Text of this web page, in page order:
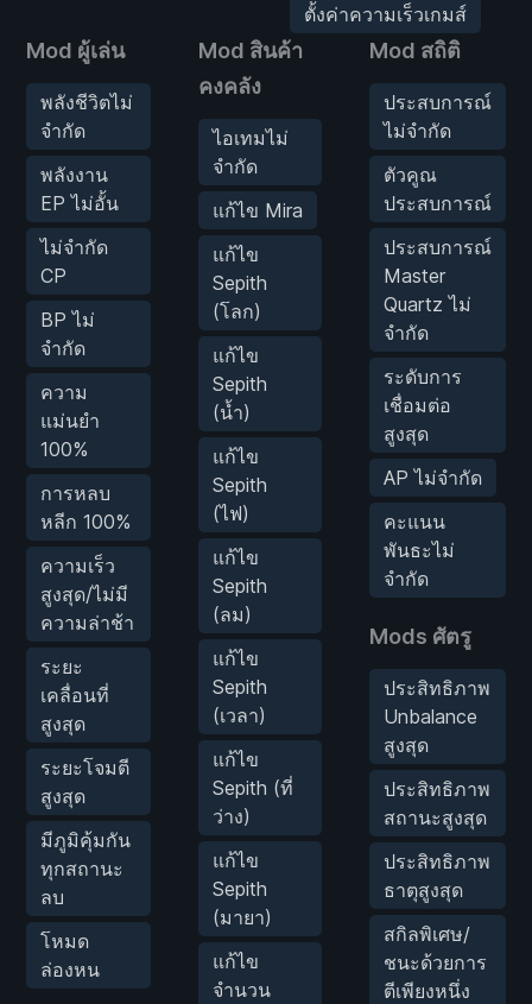
ตั้งค่าความเร็วเกมส์
Mod ผู้เล่น
พลังชีวิตไม่
จำกัด
พลังงาน
EP ไม่อั้น
ไม่จำกัด
CP
BP ไม่
จำกัด
ความ
แม่นยำ
100%
การหลบ
หลีก 100%
ความเร็ว
สูงสุด/ไม่มี
ความล่าช้า
ระยะ
เคลื่อนที่
สูงสุด
ระยะโจมตี
สูงสุด
มีภูมิคุ้มกัน
ทุกสถานะ
ลบ
โหมด
ล่องหน
Mod สินค้า
คงคลัง
ไอเทมไม่
จำกัด
แก้ไข Mira
แก้ไข
Sepith
(โลก)
แก้ไข
Sepith
(น้ำ)
แก้ไข
Sepith
(ไฟ)
แก้ไข
Sepith
(ลม)
แก้ไข
Sepith
(เวลา)
แก้ไข
Sepith (ที่
ว่าง)
แก้ไข
Sepith
(มายา)
แก้ไข
จำนวน
Mod สถิติ
ประสบการณ์
ไม่จำกัด
ตัวคูณ
ประสบการณ์
ประสบการณ์
Master
Quartz ไม่
จำกัด
ระดับการ
เชื่อมต่อ
สูงสุด
AP ไม่จำกัด
คะแนน
พันธะไม่
จำกัด
Mods ศัตรู
ประสิทธิภาพ
Unbalance
สูงสุด
ประสิทธิภาพ
สถานะสูงสุด
ประสิทธิภาพ
ธาตุสูงสุด
สกิลพิเศษ/
ชนะด้วยการ
ตีเพียงหนึ่ง